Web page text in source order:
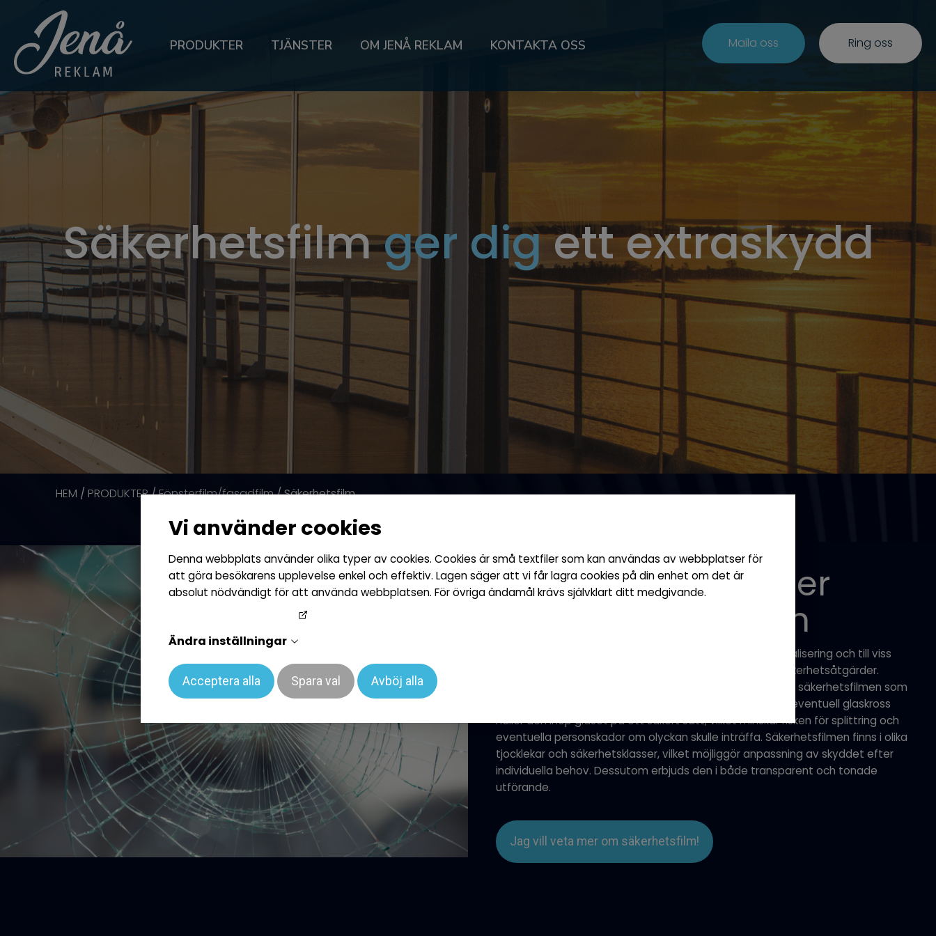
Vi använder cookies
Denna webbplats använder olika typer av cookies. Cookies är små textfiler som kan användas av webbplatser för
att göra besökarens upplevelse enkel och effektiv. Lagen säger att vi får lagra cookies på din enhet om det är
absolut nödvändigt för att använda webbplatsen. För övriga ändamål krävs självklart ditt medgivande.
Ändra inställningar
Acceptera alla Spara val Avböj alla
PRODUKTER TJÄNSTER OM JENÅ REKLAM KONTAKTA OSS Maila oss Ring oss
Säkerhetsfilmger digett extraskydd
HEM / PRODUKTER/Fönsterfilm/fasadfilm/ Säkerhetsfilm
Skydda dina fönster
med säkerhetsfilm
Säkerhetsfilm erbjuder effektivt skydd för glas mot vandalisering och till viss
del även mot inbrott, som ett komplement till vanliga säkerhetsåtgärder.
Tillverkad av en hård plastfilm med kraftigt lim, appliceras säkerhetsfilmen som
ett extra skyddslager på fönster och andra glasytor. Vid eventuell glaskross
håller den ihop glaset på ett säkert sätt, vilket minskar risken för splittring och
eventuella personskador om olyckan skulle inträffa. Säkerhetsfilmen finns i olika
tjocklekar och säkerhetsklasser, vilket möjliggör anpassning av skyddet efter
individuella behov. Dessutom erbjuds den i både transparent och tonade
utförande.
Jag vill veta mer om säkerhetsfilm!